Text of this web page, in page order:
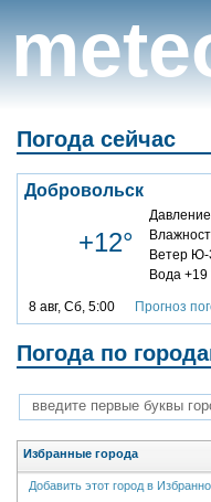
Погода сейчас
Добровольск
+12°
Ветер Ю-
Вода +19
8 авг, Сб, 5:00 Прогноз
Погода по
Избранные города
Добавить этот город в